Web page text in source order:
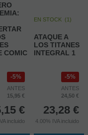
COMIC
5%
ANTES
15,95 €
€
incluido
EN STOCK (1)
ATAQUE A
LOS TITANES
INTEGRAL 1
5%
ANTES
24,50 €
23,28 €
4.00% IVA incluido